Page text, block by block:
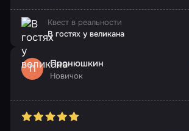
Квест в реальности
В гостях у великана
П Пронюшкин
Новичок